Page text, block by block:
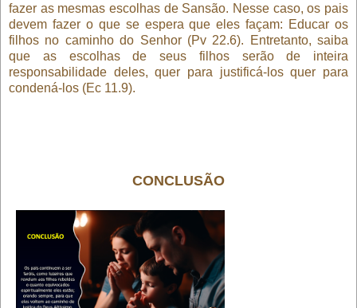
fazer as mesmas escolhas de Sansão. Nesse caso, os pais
devem fazer o que se espera que eles façam: Educar os
filhos no caminho do Senhor (Pv 22.6). Entretanto, saiba
que as escolhas de seus filhos serão de inteira
responsabilidade deles, quer para justificá-los quer para
condená-los (Ec 11.9).
CONCLUSÃO